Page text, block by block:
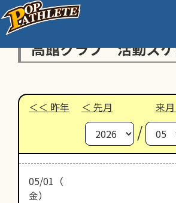
高館クラブ 活動スケ
昨年 先月 来月
/
05/01（
金）